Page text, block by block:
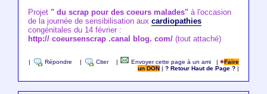
Projet " du scrap pour des coeurs malades"à l'occasion
de la journée de sensibilisation aux cardiopathies
congénitales du 14 février :
http:// coeursenscrap .canal blog. com/(tout attaché)
Répondre Citer Envoyer cette page à un ami |
Faire
un DON
|? Retour Haut de Page ?